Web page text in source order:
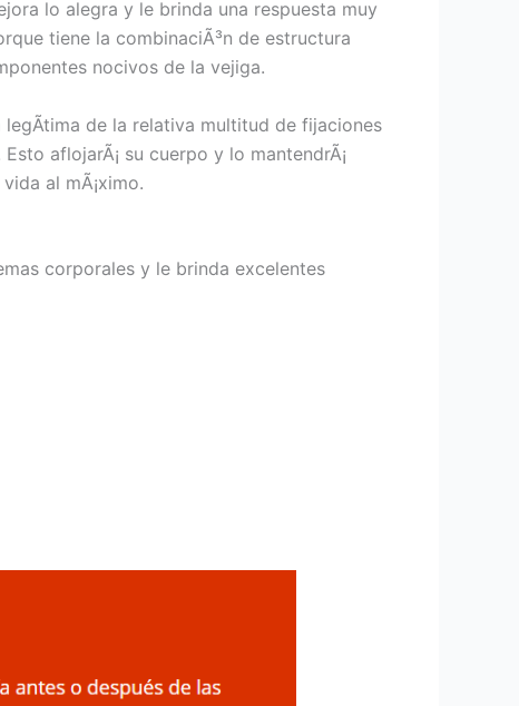
lo alegra y le brinda una respuesta muy
tiene la combinaciÃ³n de estructura
nocivos de la vejiga.
de la relativa multitud de fijaciones
aflojarÃ¡ su cuerpo y lo mantendrÃ¡
al mÃ¡ximo.
corporales y le brinda excelentes